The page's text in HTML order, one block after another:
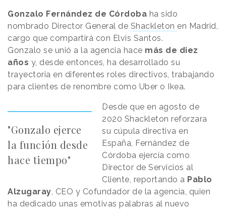
Gonzalo Fernández de Córdoba ha sido
nombrado Director General de Shackleton en Madrid,
cargo que compartirá con Elvis Santos.
Gonzalo se unió a la agencia hace más de diez
años y, desde entonces, ha desarrollado su
trayectoria en diferentes roles directivos, trabajando
para clientes de renombre como Uber o Ikea.
"Gonzalo ejerce
la función desde
hace tiempo"
Desde que en agosto de
2020 Shackleton reforzara
su cúpula directiva en
España, Fernández de
Córdoba ejercía como
Director de Servicios al
Cliente, reportando a Pablo
Alzugaray, CEO y Cofundador de la agencia, quien
ha dedicado unas emotivas palabras al nuevo